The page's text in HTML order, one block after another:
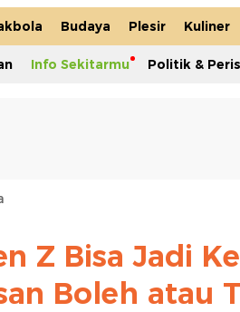
Budaya Plesir Kuliner
Info Sekitarmu Politik &
Z Bisa Jadi
Boleh atau